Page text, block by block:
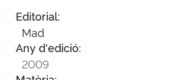
Editorial:
Mad
Any d'edició:
2009